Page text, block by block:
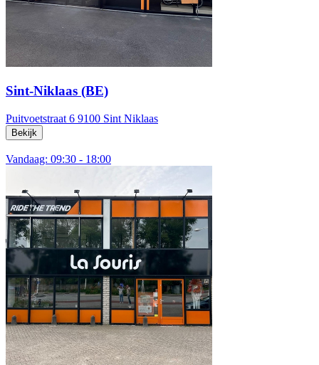
Sint-Niklaas (BE)
Puitvoetstraat 6 9100 Sint Niklaas
Bekijk
Vandaag: 09:30 - 18:00